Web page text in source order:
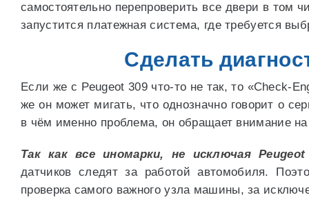
самостоятельно перепроверить все двери в том
запустится платежная система, где требуется
Сделать
Если же с Peugeot 309 что-то не так, то «Check-
же он может мигать, что однозначно говорит о
в чём именно проблема, он обращает внимание на
Так как все иномарки, не исключая
датчиков следят за работой автомобиля.
проверка самого важного узла машины, за